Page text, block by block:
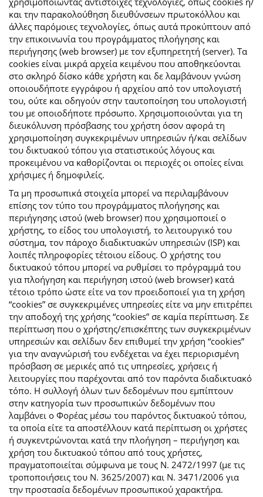
και την παρακολούθηση διευθύνσεων πρωτοκόλλου και
άλλες παρόμοιες τεχνολογίες, όπως αυτά προκύπτουν από
την επικοινωνία του προγράμματος πλοήγησης και
περιήγησης (web browser) με τον εξυπηρετητή (server). Τα
cookies είναι μικρά αρχεία κειμένου που αποθηκεύονται
στο σκληρό δίσκο κάθε χρήστη και δε λαμβάνουν γνώση
οποιουδήποτε εγγράφου ή αρχείου από τον υπολογιστή
του, ούτε και οδηγούν στην ταυτοποίηση του υπολογιστή
του με οποιοδήποτε πρόσωπο. Χρησιμοποιούνται για τη
διευκόλυνση πρόσβασης του χρήστη όσον αφορά τη
χρησιμοποίηση συγκεκριμένων υπηρεσιών ή/και σελίδων
του δικτυακού τόπου για στατιστικούς λόγους και
προκειμένου να καθορίζονται οι περιοχές οι οποίες είναι
χρήσιμες ή δημοφιλείς.
Τα μη προσωπικά στοιχεία μπορεί να περιλαμβάνουν
επίσης τον τύπο του προγράμματος πλοήγησης και
περιήγησης ιστού (web browser) που χρησιμοποιεί ο
χρήστης, το είδος του υπολογιστή, το λειτουργικό του
σύστημα, τον πάροχο διαδικτυακών υπηρεσιών (ISP) και
λοιπές πληροφορίες τέτοιου είδους. Ο χρήστης του
δικτυακού τόπου μπορεί να ρυθμίσει το πρόγραμμά του
για πλοήγηση και περιήγηση ιστού (web browser) κατά
τέτοιο τρόπο ώστε είτε να τον προειδοποιεί για τη χρήση
“cookies” σε συγκεκριμένες υπηρεσίες είτε να μην επιτρέπει
την αποδοχή της χρήσης “cookies” σε καμία περίπτωση. Σε
περίπτωση που ο χρήστης/επισκέπτης των συγκεκριμένων
υπηρεσιών και σελίδων δεν επιθυμεί την χρήση “cookies”
για την αναγνώρισή του ενδέχεται να έχει περιορισμένη
πρόσβαση σε μερικές από τις υπηρεσίες, χρήσεις ή
λειτουργίες που παρέχονται από τον παρόντα διαδικτυακό
τόπο. Η συλλογή όλων των δεδομένων που εμπίπτουν
στην κατηγορία των προσωπικών δεδομένων που
λαμβάνει ο Φορέας μέσω του παρόντος δικτυακού τόπου,
τα οποία είτε τα αποστέλλουν κατά περίπτωση οι χρήστες
ή συγκεντρώνονται κατά την πλοήγηση – περιήγηση και
χρήση του δικτυακού τόπου από τους χρήστες,
πραγματοποιείται σύμφωνα με τους Ν. 2472/1997 (με τις
τροποποιήσεις του Ν. 3625/2007) και Ν. 3471/2006 για
την προστασία δεδομένων προσωπικού χαρακτήρα.